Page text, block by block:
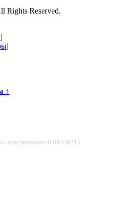
Rights Reserved.
|
|
↑
сгенерирована:0.04406213